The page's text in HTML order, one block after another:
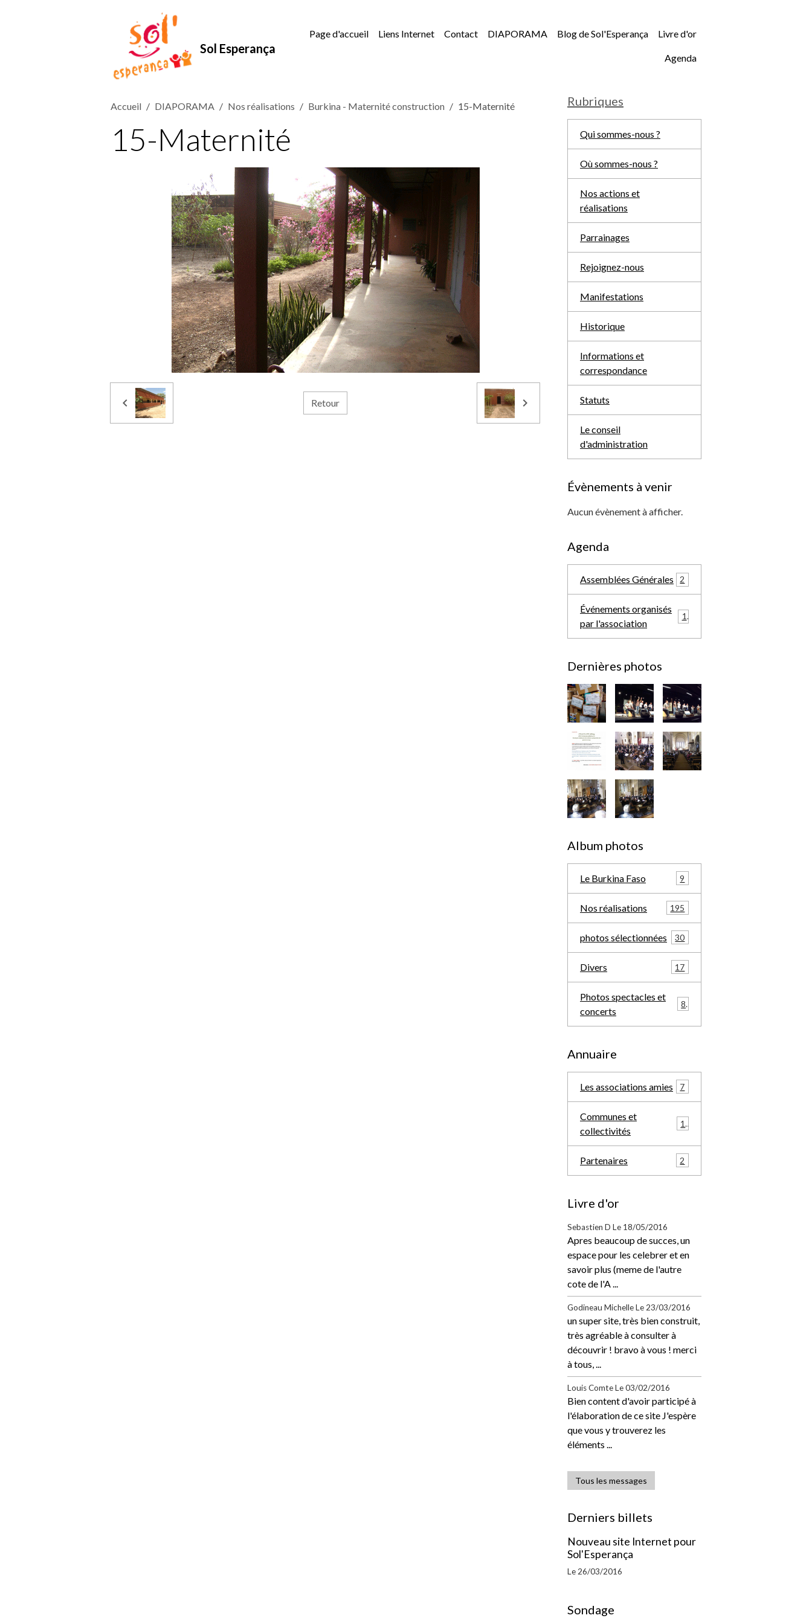
Sol Esperança
Page d'accueil Liens Internet Contact DIAPORAMA Blog de Sol'Esperança Livre d'or
Agenda
Accueil DIAPORAMA Nos réalisations Burkina - Maternité construction 15-Maternité
15-Maternité
Retour
Rubriques
Qui sommes-nous ?
Où sommes-nous ?
Nos actions et
réalisations
Parrainages
Rejoignez-nous
Manifestations
Historique
Informations et
correspondance
Statuts
Le conseil
d'administration
Évènements à venir
Aucun évènement à afficher.
Agenda
Assemblées Générales 2
Événements organisés
par l'association
1
Dernières photos
Album photos
Le Burkina Faso 9
Nos réalisations 195
photos sélectionnées 30
Divers 17
Photos spectacles et
concerts
8
Annuaire
Les associations amies 7
Communes et
collectivités
1
Partenaires 2
Livre d'or
Sebastien D Le 18/05/2016
Apres beaucoup de succes, un
espace pour les celebrer et en
savoir plus (meme de l'autre
cote de l'A ...
Godineau MichelleLe 23/03/2016
un super site, très bien construit,
très agréable à consulter à
découvrir ! bravo à vous ! merci
à tous, ...
Louis ComteLe 03/02/2016
Bien content d'avoir participé à
l'élaboration de ce site J'espère
que vous y trouverez les
éléments ...
Tous les messages
Derniers billets
Nouveau site Internet pour
Sol'Esperança
Le 26/03/2016
Sondage